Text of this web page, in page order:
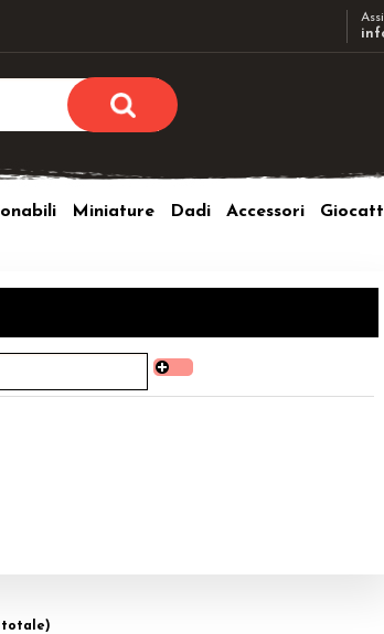
utente e la password e poi clicca sul
Miniature Dadi Accessori